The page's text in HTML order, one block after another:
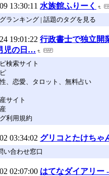
13:30:11 水族館ふりーく
ランキング | 話題のタグを見る
19:01:22 行政書士で独立開
児の日…
検索サイト
、恋愛、タロット、無料占い
サイト
利用規約
03:34:02 グリコとたけちゃ
い合わせ窓口
02:07:00 はてなダイアリー